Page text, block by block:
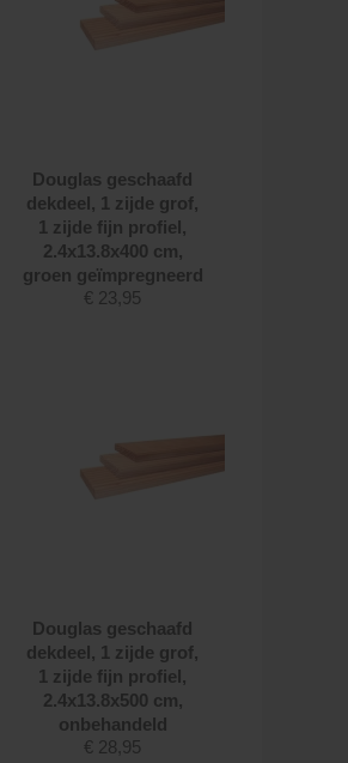
Douglas geschaafd
dekdeel, 1 zijde grof,
1 zijde fijn profiel,
2.4x13.8x400 cm,
groen geïmpregneerd
€ 23,95
Douglas geschaafd
dekdeel, 1 zijde grof,
1 zijde fijn profiel,
2.4x13.8x500 cm,
onbehandeld
€ 28,95